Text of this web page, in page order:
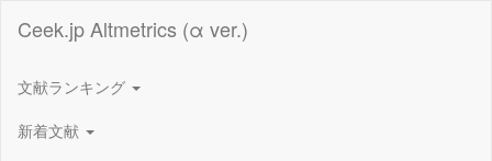
Ceek.jp Altmetrics (α ver.)
文献ランキング
新着文献